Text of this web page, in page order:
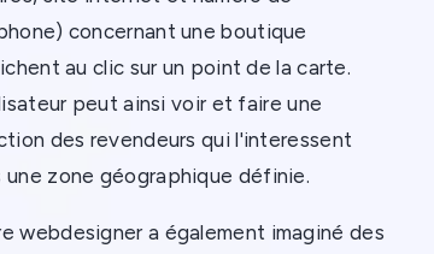
concernant une boutique
au clic sur un point de la carte.
peut ainsi voir et faire une
des revendeurs qui l'interessent
une zone géographique définie.
webdesigner a également imaginé des